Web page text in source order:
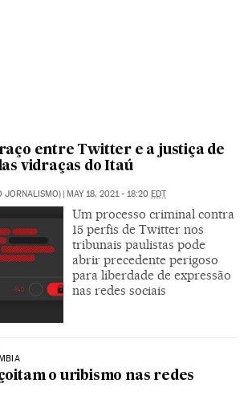
entre Twitter e a justiça de
vidraças do Itaú
JORNALISMO) | MAY 18, 2021 - 18:20 EDT
Um processo criminal contra
15 perfis de Twitter nos
tribunais paulistas pode
abrir precedente perigoso
para liberdade de expressão
nas redes sociais
o uribismo nas redes